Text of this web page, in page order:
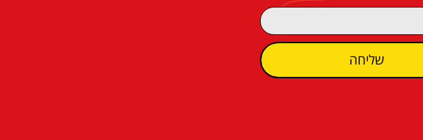
שליחה